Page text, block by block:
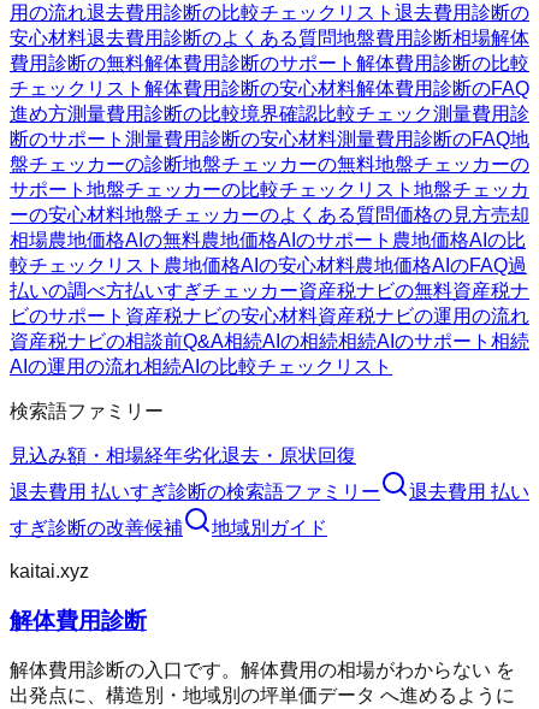
用の流れ退去費用診断の比較チェックリスト 退去費用診断の
安心材料退去費用診断のよくある質問地盤費用診断相場解体
費用診断の無料解体費用診断のサポート 解体費用診断の比較
チェックリスト 解体費用診断の安心材料解体費用診断のFAQ
進め方測量費用診断の比較境界確認比較チェック測量費用診
断のサポート 測量費用診断の安心材料測量費用診断のFAQ地
盤チェッカーの診断地盤チェッカーの無料地盤チェッカーの
サポート 地盤チェッカーの比較チェックリスト 地盤チェッカ
ーの安心材料地盤チェッカーのよくある質問価格の見方売却
相場農地価格AIの無料農地価格AIのサポート 農地価格AIの比
較チェックリスト 農地価格AIの安心材料農地価格AIのFAQ過
払いの調べ方払いすぎチェッカー資産税ナビの無料資産税ナ
ビのサポート 資産税ナビの安心材料資産税ナビの運用の流れ
資産税ナビの相談前Q&A相続AIの相続相続AIのサポート 相続
AIの運用の流れ相続AIの比較チェックリスト
検索語ファミリー
見込み額・相場経年劣化退去・原状回復
退去費用 払いすぎ診断の検索語ファミリー
退去費用 払い
すぎ診断の改善候補 地域別ガイド
kaitai.xyz
解体費用診断
解体費用診断の入口です。解体費用の相場がわからない を
出発点に、構造別・地域別の坪単価データ へ進めるように